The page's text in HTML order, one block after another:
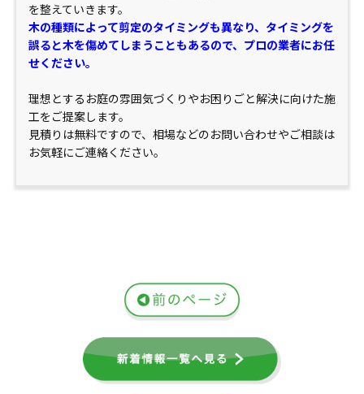
を整えていきます。
木の種類によって剪定のタイミングも異なり、タイミングを
誤ると木を傷めてしまうこともあるので、プロの業者にお任
せください。
理想とするお庭の雰囲気づくりやお困りごと解決に向けた施
工をご提案します。
見積りは無料ですので、相場などのお問い合わせやご相談は
お気軽にご連絡ください。